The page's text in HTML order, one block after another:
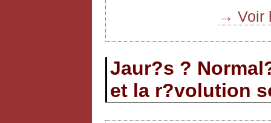
→ Voir
Jaur?s ?
et la r?volution